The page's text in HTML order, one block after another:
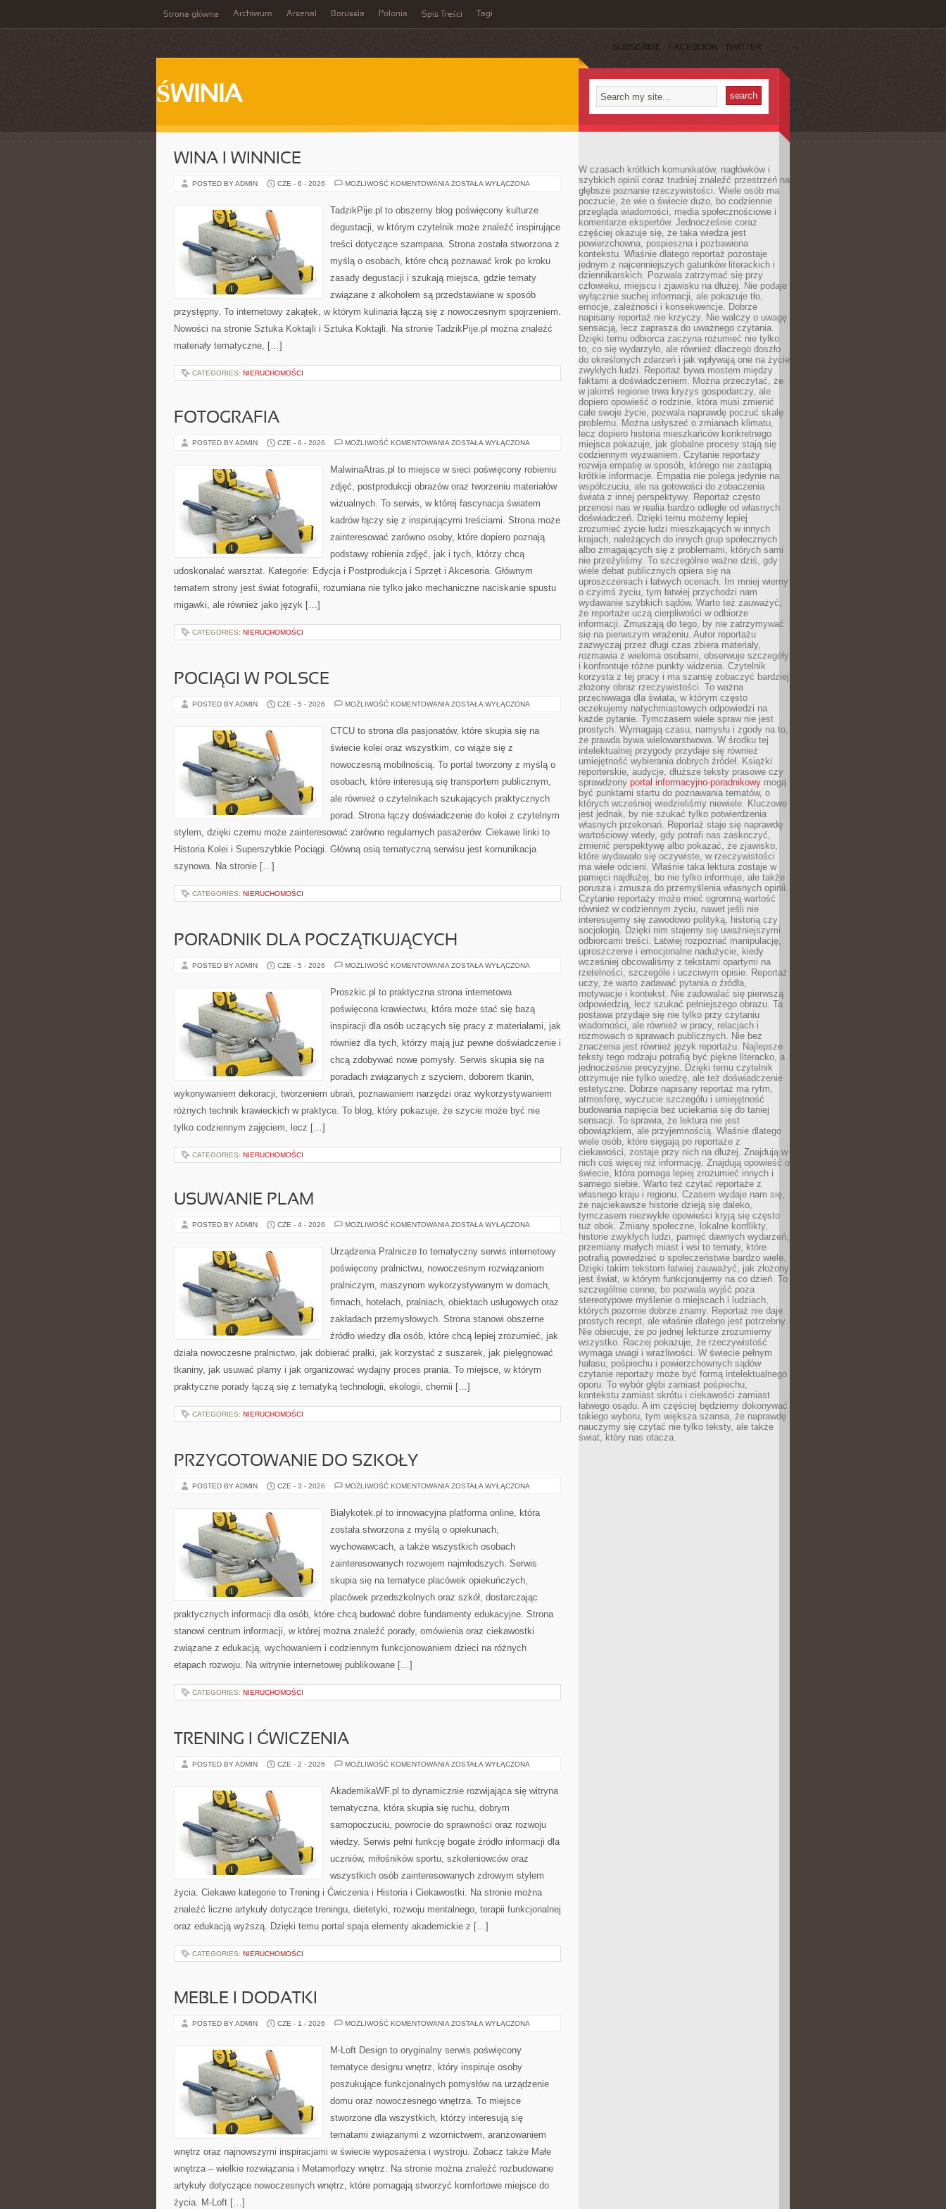
Strona główna Archiwum Arsenal Borussia Polonia Spis Treści Tagi
SUBSCRIBE FACEBOOK TWITTER
ŚWINIA
WINA I WINNICE
POSTED BY ADMIN CZE - 6 - 2026 MOŻLIWOŚĆ KOMENTOWANIA WINA
ZOSTAŁA WYŁĄCZONA
TadzikPije.pl to obszerny blog poświęcony kulturze
degustacji, w którym czytelnik może znaleźć inspirujące
treści dotyczące szampana. Strona została stworzona z
myślą o osobach, które chcą poznawać krok po kroku
zasady degustacji i szukają miejsca, gdzie tematy
związane z alkoholem są przedstawiane w sposób
przystępny. To internetowy zakątek, w którym kulinaria łączą się z nowoczesnym spojrzeniem.
Nowości na stronie Sztuka Koktajli i Sztuka Koktajli. Na stronie TadzikPije.pl można znaleźć
materiały tematyczne, […]
CATEGORIES: NIERUCHOMOŚCI
FOTOGRAFIA
POSTED BY ADMIN CZE - 6 - 2026 MOŻLIWOŚĆ KOMENTOWANIA FOTOGRAFIA
ZOSTAŁA WYŁĄCZONA
MalwinaAtras.pl to miejsce w sieci poświęcony robieniu
zdjęć, postprodukcji obrazów oraz tworzeniu materiałów
wizualnych. To serwis, w której fascynacja światem
kadrów łączy się z inspirującymi treściami. Strona może
zainteresować zarówno osoby, które dopiero poznają
podstawy robienia zdjęć, jak i tych, którzy chcą
udoskonalać warsztat. Kategorie: Edycja i Postprodukcja i Sprzęt i Akcesoria. Głównym
tematem strony jest świat fotografii, rozumiana nie tylko jako mechaniczne naciskanie spustu
migawki, ale również jako język […]
CATEGORIES: NIERUCHOMOŚCI
POCIĄGI W POLSCE
POSTED BY ADMIN CZE - 5 - 2026 MOŻLIWOŚĆ KOMENTOWANIA POCIĄGI
ZOSTAŁA WYŁĄCZONA
CTCU to strona dla pasjonatów, które skupia się na
świecie kolei oraz wszystkim, co wiąże się z
nowoczesną mobilnością. To portal tworzony z myślą o
osobach, które interesują się transportem publicznym,
ale również o czytelnikach szukających praktycznych
porad. Strona łączy doświadczenie do kolei z czytelnym
stylem, dzięki czemu może zainteresować zarówno regularnych pasażerów. Ciekawe linki to
Historia Kolei i Superszybkie Pociągi. Główną osią tematyczną serwisu jest komunikacja
szynowa. Na stronie […]
CATEGORIES: NIERUCHOMOŚCI
PORADNIK DLA POCZĄTKUJĄCYCH
POSTED BY ADMIN CZE - 5 - 2026 MOŻLIWOŚĆ KOMENTOWANIA PORADNIK
ZOSTAŁA WYŁĄCZONA
Proszkic.pl to praktyczna strona internetowa
poświęcona krawiectwu, która może stać się bazą
inspiracji dla osób uczących się pracy z materiałami, jak
również dla tych, którzy mają już pewne doświadczenie i
chcą zdobywać nowe pomysły. Serwis skupia się na
poradach związanych z szyciem, doborem tkanin,
wykonywaniem dekoracji, tworzeniem ubrań, poznawaniem narzędzi oraz wykorzystywaniem
różnych technik krawieckich w praktyce. To blog, który pokazuje, że szycie może być nie
tylko codziennym zajęciem, lecz […]
CATEGORIES: NIERUCHOMOŚCI
USUWANIE PLAM
POSTED BY ADMIN CZE - 4 - 2026 MOŻLIWOŚĆ KOMENTOWANIA USUWANIE
ZOSTAŁA WYŁĄCZONA
Urządzenia Pralnicze to tematyczny serwis internetowy
poświęcony pralnictwu, nowoczesnym rozwiązaniom
pralniczym, maszynom wykorzystywanym w domach,
firmach, hotelach, pralniach, obiektach usługowych oraz
zakładach przemysłowych. Strona stanowi obszerne
źródło wiedzy dla osób, które chcą lepiej zrozumieć, jak
działa nowoczesne pralnictwo, jak dobierać pralki, jak korzystać z suszarek, jak pielęgnować
tkaniny, jak usuwać plamy i jak organizować wydajny proces prania. To miejsce, w którym
praktyczne porady łączą się z tematyką technologii, ekologii, chemii […]
CATEGORIES: NIERUCHOMOŚCI
PRZYGOTOWANIE DO SZKOŁY
POSTED BY ADMIN CZE - 3 - 2026 MOŻLIWOŚĆ KOMENTOWANIA PRZYGOTOWANIE
ZOSTAŁA WYŁĄCZONA
Bialykotek.pl to innowacyjna platforma online, która
została stworzona z myślą o opiekunach,
wychowawcach, a także wszystkich osobach
zainteresowanych rozwojem najmłodszych. Serwis
skupia się na tematyce placówek opiekuńczych,
placówek przedszkolnych oraz szkół, dostarczając
praktycznych informacji dla osób, które chcą budować dobre fundamenty edukacyjne. Strona
stanowi centrum informacji, w której można znaleźć porady, omówienia oraz ciekawostki
związane z edukacją, wychowaniem i codziennym funkcjonowaniem dzieci na różnych
etapach rozwoju. Na witrynie internetowej publikowane […]
CATEGORIES: NIERUCHOMOŚCI
TRENING I ĆWICZENIA
POSTED BY ADMIN CZE - 2 - 2026 MOŻLIWOŚĆ KOMENTOWANIA TRENING
ZOSTAŁA WYŁĄCZONA
AkademikaWF.pl to dynamicznie rozwijająca się witryna
tematyczna, która skupia się ruchu, dobrym
samopoczuciu, powrocie do sprawności oraz rozwoju
wiedzy. Serwis pełni funkcję bogate źródło informacji dla
uczniów, miłośników sportu, szkoleniowców oraz
wszystkich osób zainteresowanych zdrowym stylem
życia. Ciekawe kategorie to Trening i Ćwiczenia i Historia i Ciekawostki. Na stronie można
znaleźć liczne artykuły dotyczące treningu, dietetyki, rozwoju mentalnego, terapii funkcjonalnej
oraz edukacją wyższą. Dzięki temu portal spaja elementy akademickie z […]
CATEGORIES: NIERUCHOMOŚCI
MEBLE I DODATKI
POSTED BY ADMIN CZE - 1 - 2026 MOŻLIWOŚĆ KOMENTOWANIA MEBLE
ZOSTAŁA WYŁĄCZONA
M-Loft Design to oryginalny serwis poświęcony
tematyce designu wnętrz, który inspiruje osoby
poszukujące funkcjonalnych pomysłów na urządzenie
domu oraz nowoczesnego wnętrza. To miejsce
stworzone dla wszystkich, którzy interesują się
tematami związanymi z wzornictwem, aranżowaniem
wnętrz oraz najnowszymi inspiracjami w świecie wyposażenia i wystroju. Zobacz także Małe
wnętrza – wielkie rozwiązania i Metamorfozy wnętrz. Na stronie można znaleźć rozbudowane
artykuły dotyczące nowoczesnych wnętrz, które pomagają stworzyć komfortowe miejsce do
życia. M-Loft […]
W czasach krótkich komunikatów, nagłówków i
szybkich opinii coraz trudniej znaleźć przestrzeń na
głębsze poznanie rzeczywistości. Wiele osób ma
poczucie, że wie o świecie dużo, bo codziennie
przegląda wiadomości, media społecznościowe i
komentarze ekspertów. Jednocześnie coraz
częściej okazuje się, że taka wiedza jest
powierzchowna, pospieszna i pozbawiona
kontekstu. Właśnie dlatego reportaż pozostaje
jednym z najcenniejszych gatunków literackich i
dziennikarskich. Pozwala zatrzymać się przy
człowieku, miejscu i zjawisku na dłużej. Nie podaje
wyłącznie suchej informacji, ale pokazuje tło,
emocje, zależności i konsekwencje. Dobrze
napisany reportaż nie krzyczy. Nie walczy o uwagę
sensacją, lecz zaprasza do uważnego czytania.
Dzięki temu odbiorca zaczyna rozumieć nie tylko
to, co się wydarzyło, ale również dlaczego doszło
do określonych zdarzeń i jak wpływają one na życie
zwykłych ludzi. Reportaż bywa mostem między
faktami a doświadczeniem. Można przeczytać, że
w jakimś regionie trwa kryzys gospodarczy, ale
dopiero opowieść o rodzinie, która musi zmienić
całe swoje życie, pozwala naprawdę poczuć skalę
problemu. Można usłyszeć o zmianach klimatu,
lecz dopiero historia mieszkańców konkretnego
miejsca pokazuje, jak globalne procesy stają się
codziennym wyzwaniem. Czytanie reportaży
rozwija empatię w sposób, którego nie zastąpią
krótkie informacje. Empatia nie polega jedynie na
współczuciu, ale na gotowości do zobaczenia
świata z innej perspektywy. Reportaż często
przenosi nas w realia bardzo odległe od własnych
doświadczeń. Dzięki temu możemy lepiej
zrozumieć życie ludzi mieszkających w innych
krajach, należących do innych grup społecznych
albo zmagających się z problemami, których sami
nie przeżyliśmy. To szczególnie ważne dziś, gdy
wiele debat publicznych opiera się na
uproszczeniach i łatwych ocenach. Im mniej wiemy
o czyimś życiu, tym łatwiej przychodzi nam
wydawanie szybkich sądów. Warto też zauważyć,
że reportaże uczą cierpliwości w odbiorze
informacji. Zmuszają do tego, by nie zatrzymywać
się na pierwszym wrażeniu. Autor reportażu
zazwyczaj przez długi czas zbiera materiały,
rozmawia z wieloma osobami, obserwuje szczegóły
i konfrontuje różne punkty widzenia. Czytelnik
korzysta z tej pracy i ma szansę zobaczyć bardziej
złożony obraz rzeczywistości. To ważna
przeciwwaga dla świata, w którym często
oczekujemy natychmiastowych odpowiedzi na
każde pytanie. Tymczasem wiele spraw nie jest
prostych. Wymagają czasu, namysłu i zgody na to,
że prawda bywa wielowarstwowa. W środku tej
intelektualnej przygody przydaje się również
umiejętność wybierania dobrych źródeł. Książki
reporterskie, audycje, dłuższe teksty prasowe czy
sprawdzony portal informacyjno-poradnikowy mogą
być punktami startu do poznawania tematów, o
których wcześniej wiedzieliśmy niewiele. Kluczowe
jest jednak, by nie szukać tylko potwierdzenia
własnych przekonań. Reportaż staje się naprawdę
wartościowy wtedy, gdy potrafi nas zaskoczyć,
zmienić perspektywę albo pokazać, że zjawisko,
które wydawało się oczywiste, w rzeczywistości
ma wiele odcieni. Właśnie taka lektura zostaje w
pamięci najdłużej, bo nie tylko informuje, ale także
porusza i zmusza do przemyślenia własnych opinii.
Czytanie reportaży może mieć ogromną wartość
również w codziennym życiu, nawet jeśli nie
interesujemy się zawodowo polityką, historią czy
socjologią. Dzięki nim stajemy się uważniejszymi
odbiorcami treści. Łatwiej rozpoznać manipulację,
uproszczenie i emocjonalne nadużycie, kiedy
wcześniej obcowaliśmy z tekstami opartymi na
rzetelności, szczególe i uczciwym opisie. Reportaż
uczy, że warto zadawać pytania o źródła,
motywacje i kontekst. Nie zadowalać się pierwszą
odpowiedzią, lecz szukać pełniejszego obrazu. Ta
postawa przydaje się nie tylko przy czytaniu
wiadomości, ale również w pracy, relacjach i
rozmowach o sprawach publicznych. Nie bez
znaczenia jest również język reportażu. Najlepsze
teksty tego rodzaju potrafią być piękne literacko, a
jednocześnie precyzyjne. Dzięki temu czytelnik
otrzymuje nie tylko wiedzę, ale też doświadczenie
estetyczne. Dobrze napisany reportaż ma rytm,
atmosferę, wyczucie szczegółu i umiejętność
budowania napięcia bez uciekania się do taniej
sensacji. To sprawia, że lektura nie jest
obowiązkiem, ale przyjemnością. Właśnie dlatego
wiele osób, które sięgają po reportaże z
ciekawości, zostaje przy nich na dłużej. Znajdują w
nich coś więcej niż informację. Znajdują opowieść o
świecie, która pomaga lepiej zrozumieć innych i
samego siebie. Warto też czytać reportaże z
własnego kraju i regionu. Czasem wydaje nam się,
że najciekawsze historie dzieją się daleko,
tymczasem niezwykłe opowieści kryją się często
tuż obok. Zmiany społeczne, lokalne konflikty,
historie zwykłych ludzi, pamięć dawnych wydarzeń,
przemiany małych miast i wsi to tematy, które
potrafią powiedzieć o społeczeństwie bardzo wiele.
Dzięki takim tekstom łatwiej zauważyć, jak złożony
jest świat, w którym funkcjonujemy na co dzień. To
szczególnie cenne, bo pozwala wyjść poza
stereotypowe myślenie o miejscach i ludziach,
których pozornie dobrze znamy. Reportaż nie daje
prostych recept, ale właśnie dlatego jest potrzebny.
Nie obiecuje, że po jednej lekturze zrozumiemy
wszystko. Raczej pokazuje, że rzeczywistość
wymaga uwagi i wrażliwości. W świecie pełnym
hałasu, pośpiechu i powierzchownych sądów
czytanie reportaży może być formą intelektualnego
oporu. To wybór głębi zamiast pośpiechu,
kontekstu zamiast skrótu i ciekawości zamiast
łatwego osądu. A im częściej będziemy dokonywać
takiego wyboru, tym większa szansa, że naprawdę
nauczymy się czytać nie tylko teksty, ale także
świat, który nas otacza.